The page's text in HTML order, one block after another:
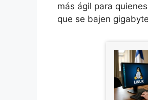
más ágil para
que se bajen